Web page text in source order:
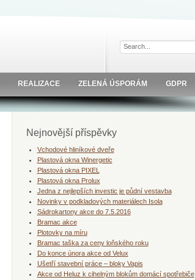
REALIZACE ZELENÁ ÚSPORÁM GDPR
Nejnovější příspěvky
Vchodové hliníkové dveře
Plastová okna Winergetic
Plastová okna PIXEL
Plastová okna Prolux
Jedna z nejlepších investic je půdní vestavba
Novinky v podkladových materiálech Isola
Sádrokartony akce do 7.5.2016
Bramac akce
Plotovky na míru
Bramac taška za ceny loňského roku
Do konce února akce od Velux
Ušetří stavební práce – bloky Vapis
Akce od Heluz k cihelným blokům domácí spotřebiče